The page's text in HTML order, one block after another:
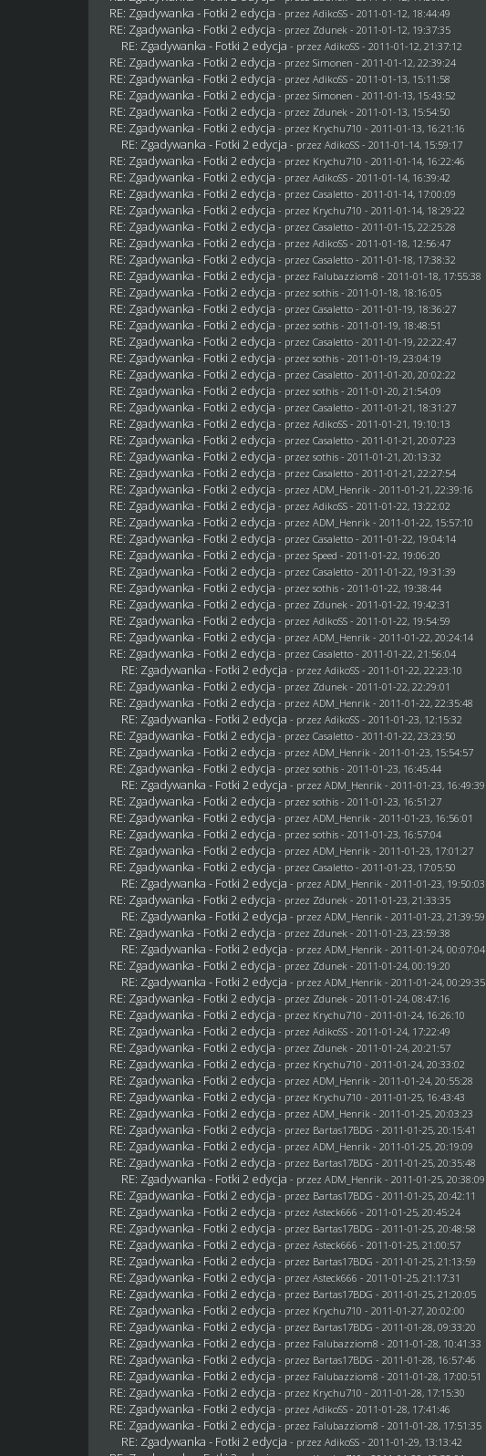
RE: Zgadywanka - Fotki 2 edycja - przez AdikoSS - 2011-01-12, 18:44:49
RE: Zgadywanka - Fotki 2 edycja - przez Zdunek - 2011-01-12, 19:37:35
RE: Zgadywanka - Fotki 2 edycja - przez AdikoSS - 2011-01-12, 21:37:12
RE: Zgadywanka - Fotki 2 edycja - przezSimonen - 2011-01-12, 22:39:24
RE: Zgadywanka - Fotki 2 edycja - przez AdikoSS - 2011-01-13, 15:11:58
RE: Zgadywanka - Fotki 2 edycja - przezSimonen - 2011-01-13, 15:43:52
RE: Zgadywanka - Fotki 2 edycja - przez Zdunek - 2011-01-13, 15:54:50
RE: Zgadywanka - Fotki 2 edycja - przez Krychu710 - 2011-01-13, 16:21:16
RE: Zgadywanka - Fotki 2 edycja - przez AdikoSS - 2011-01-14, 15:59:17
RE: Zgadywanka - Fotki 2 edycja - przez Krychu710 - 2011-01-14, 16:22:46
RE: Zgadywanka - Fotki 2 edycja - przez AdikoSS - 2011-01-14, 16:39:42
RE: Zgadywanka - Fotki 2 edycja - przezCasaletto - 2011-01-14, 17:00:09
RE: Zgadywanka - Fotki 2 edycja - przez Krychu710 - 2011-01-14, 18:29:22
RE: Zgadywanka - Fotki 2 edycja - przezCasaletto - 2011-01-15, 22:25:28
RE: Zgadywanka - Fotki 2 edycja - przez AdikoSS - 2011-01-18, 12:56:47
RE: Zgadywanka - Fotki 2 edycja - przezCasaletto - 2011-01-18, 17:38:32
RE: Zgadywanka - Fotki 2 edycja - przez Falubazziom8 - 2011-01-18, 17:55:38
RE: Zgadywanka - Fotki 2 edycja - przezsothis - 2011-01-18, 18:16:05
RE: Zgadywanka - Fotki 2 edycja - przezCasaletto - 2011-01-19, 18:36:27
RE: Zgadywanka - Fotki 2 edycja - przezsothis - 2011-01-19, 18:48:51
RE: Zgadywanka - Fotki 2 edycja - przezCasaletto - 2011-01-19, 22:22:47
RE: Zgadywanka - Fotki 2 edycja - przezsothis - 2011-01-19, 23:04:19
RE: Zgadywanka - Fotki 2 edycja - przezCasaletto - 2011-01-20, 20:02:22
RE: Zgadywanka - Fotki 2 edycja - przezsothis - 2011-01-20, 21:54:09
RE: Zgadywanka - Fotki 2 edycja - przezCasaletto - 2011-01-21, 18:31:27
RE: Zgadywanka - Fotki 2 edycja - przez AdikoSS - 2011-01-21, 19:10:13
RE: Zgadywanka - Fotki 2 edycja - przezCasaletto - 2011-01-21, 20:07:23
RE: Zgadywanka - Fotki 2 edycja - przezsothis - 2011-01-21, 20:13:32
RE: Zgadywanka - Fotki 2 edycja - przezCasaletto - 2011-01-21, 22:27:54
RE: Zgadywanka - Fotki 2 edycja - przezADM_Henrik - 2011-01-21, 22:39:16
RE: Zgadywanka - Fotki 2 edycja - przez AdikoSS - 2011-01-22, 13:22:02
RE: Zgadywanka - Fotki 2 edycja - przezADM_Henrik - 2011-01-22, 15:57:10
RE: Zgadywanka - Fotki 2 edycja - przezCasaletto - 2011-01-22, 19:04:14
RE: Zgadywanka - Fotki 2 edycja - przezSpeed - 2011-01-22, 19:06:20
RE: Zgadywanka - Fotki 2 edycja - przezCasaletto - 2011-01-22, 19:31:39
RE: Zgadywanka - Fotki 2 edycja - przezsothis - 2011-01-22, 19:38:44
RE: Zgadywanka - Fotki 2 edycja - przez Zdunek - 2011-01-22, 19:42:31
RE: Zgadywanka - Fotki 2 edycja - przez AdikoSS - 2011-01-22, 19:54:59
RE: Zgadywanka - Fotki 2 edycja - przezADM_Henrik - 2011-01-22, 20:24:14
RE: Zgadywanka - Fotki 2 edycja - przezCasaletto - 2011-01-22, 21:56:04
RE: Zgadywanka - Fotki 2 edycja - przez AdikoSS - 2011-01-22, 22:23:10
RE: Zgadywanka - Fotki 2 edycja - przez Zdunek - 2011-01-22, 22:29:01
RE: Zgadywanka - Fotki 2 edycja - przezADM_Henrik - 2011-01-22, 22:35:48
RE: Zgadywanka - Fotki 2 edycja - przez AdikoSS - 2011-01-23, 12:15:32
RE: Zgadywanka - Fotki 2 edycja - przezCasaletto - 2011-01-22, 23:23:50
RE: Zgadywanka - Fotki 2 edycja - przezADM_Henrik - 2011-01-23, 15:54:57
RE: Zgadywanka - Fotki 2 edycja - przezsothis - 2011-01-23, 16:45:44
RE: Zgadywanka - Fotki 2 edycja - przezADM_Henrik - 2011-01-23, 16:49:39
RE: Zgadywanka - Fotki 2 edycja - przezsothis - 2011-01-23, 16:51:27
RE: Zgadywanka - Fotki 2 edycja - przezADM_Henrik - 2011-01-23, 16:56:01
RE: Zgadywanka - Fotki 2 edycja - przezsothis - 2011-01-23, 16:57:04
RE: Zgadywanka - Fotki 2 edycja - przezADM_Henrik - 2011-01-23, 17:01:27
RE: Zgadywanka - Fotki 2 edycja - przezCasaletto - 2011-01-23, 17:05:50
RE: Zgadywanka - Fotki 2 edycja - przezADM_Henrik - 2011-01-23, 19:50:03
RE: Zgadywanka - Fotki 2 edycja - przez Zdunek - 2011-01-23, 21:33:35
RE: Zgadywanka - Fotki 2 edycja - przezADM_Henrik - 2011-01-23, 21:39:59
RE: Zgadywanka - Fotki 2 edycja - przez Zdunek - 2011-01-23, 23:59:38
RE: Zgadywanka - Fotki 2 edycja - przezADM_Henrik - 2011-01-24, 00:07:04
RE: Zgadywanka - Fotki 2 edycja - przez Zdunek - 2011-01-24, 00:19:20
RE: Zgadywanka - Fotki 2 edycja - przezADM_Henrik - 2011-01-24, 00:29:35
RE: Zgadywanka - Fotki 2 edycja - przez Zdunek - 2011-01-24, 08:47:16
RE: Zgadywanka - Fotki 2 edycja - przez Krychu710 - 2011-01-24, 16:26:10
RE: Zgadywanka - Fotki 2 edycja - przez AdikoSS - 2011-01-24, 17:22:49
RE: Zgadywanka - Fotki 2 edycja - przez Zdunek - 2011-01-24, 20:21:57
RE: Zgadywanka - Fotki 2 edycja - przez Krychu710 - 2011-01-24, 20:33:02
RE: Zgadywanka - Fotki 2 edycja - przezADM_Henrik - 2011-01-24, 20:55:28
RE: Zgadywanka - Fotki 2 edycja - przez Krychu710 - 2011-01-25, 16:43:43
RE: Zgadywanka - Fotki 2 edycja - przezADM_Henrik - 2011-01-25, 20:03:23
RE: Zgadywanka - Fotki 2 edycja - przez Bartas17BDG - 2011-01-25, 20:15:41
RE: Zgadywanka - Fotki 2 edycja - przezADM_Henrik - 2011-01-25, 20:19:09
RE: Zgadywanka - Fotki 2 edycja - przez Bartas17BDG - 2011-01-25, 20:35:48
RE: Zgadywanka - Fotki 2 edycja - przezADM_Henrik - 2011-01-25, 20:38:09
RE: Zgadywanka - Fotki 2 edycja - przez Bartas17BDG - 2011-01-25, 20:42:11
RE: Zgadywanka - Fotki 2 edycja - przez Asteck666 - 2011-01-25, 20:45:24
RE: Zgadywanka - Fotki 2 edycja - przez Bartas17BDG - 2011-01-25, 20:48:58
RE: Zgadywanka - Fotki 2 edycja - przez Asteck666 - 2011-01-25, 21:00:57
RE: Zgadywanka - Fotki 2 edycja - przez Bartas17BDG - 2011-01-25, 21:13:59
RE: Zgadywanka - Fotki 2 edycja - przez Asteck666 - 2011-01-25, 21:17:31
RE: Zgadywanka - Fotki 2 edycja - przez Bartas17BDG - 2011-01-25, 21:20:05
RE: Zgadywanka - Fotki 2 edycja - przez Krychu710 - 2011-01-27, 20:02:00
RE: Zgadywanka - Fotki 2 edycja - przez Bartas17BDG - 2011-01-28, 09:33:20
RE: Zgadywanka - Fotki 2 edycja - przez Falubazziom8 - 2011-01-28, 10:41:33
RE: Zgadywanka - Fotki 2 edycja - przez Bartas17BDG - 2011-01-28, 16:57:46
RE: Zgadywanka - Fotki 2 edycja - przez Falubazziom8 - 2011-01-28, 17:00:51
RE: Zgadywanka - Fotki 2 edycja - przez Krychu710 - 2011-01-28, 17:15:30
RE: Zgadywanka - Fotki 2 edycja - przez AdikoSS - 2011-01-28, 17:41:46
RE: Zgadywanka - Fotki 2 edycja - przez Falubazziom8 - 2011-01-28, 17:51:35
RE: Zgadywanka - Fotki 2 edycja - przez AdikoSS - 2011-01-29, 13:13:42